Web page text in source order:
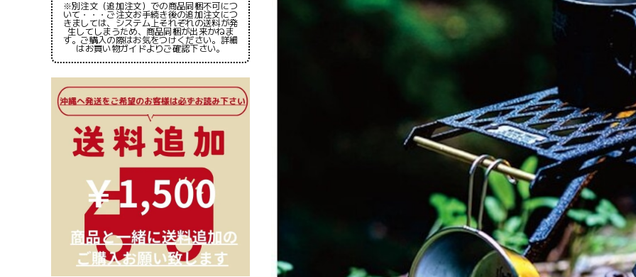
※別注文（追加注文）での商品同梱不可につ
いて・・・ご注文お手続き後の追加注文につ
きましては、システム上それぞれの送料が発
生してしまうため、商品同梱が出来かねま
す。ご購入の際はお気をつけください。詳細
はお買い物ガイドよりご確認下さい。